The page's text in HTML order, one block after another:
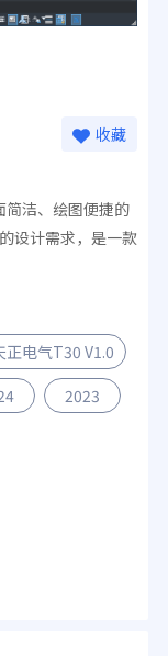
收藏
洁、绘图便捷的
设计需求，是一款
正电气T30 V1.0
2023